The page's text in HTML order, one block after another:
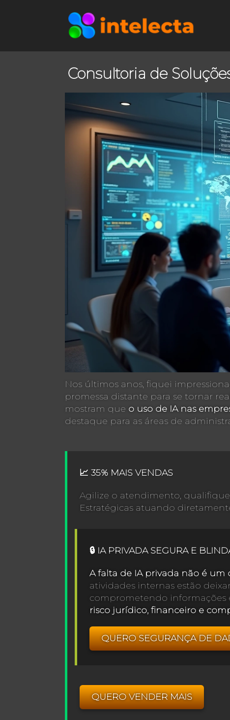
Consultoria de
Nos últimos anos, fiquei
promessa distante para se tornar
mostram que o uso de IA nas
destaque para as áreas de
📈 35% MAIS VENDAS
Agilize o atendimento,
Estratégicas atuando
🔒 IA PRIVADA SEGURA E
A falta de IA privada não é um
atividades internas estão
comprometendo informações
risco jurídico, financeiro e
QUERO SEGURANÇA DE
QUERO VENDER MAIS